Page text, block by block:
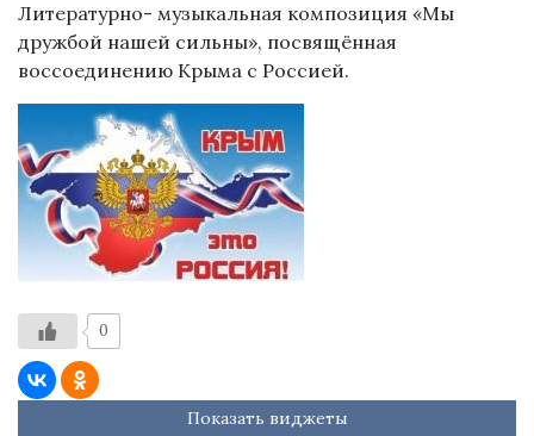
Литературно- музыкальная композиция «Мы
дружбой нашей сильны», посвящённая
воссоединению Крыма с Россией.
0
Показать виджеты